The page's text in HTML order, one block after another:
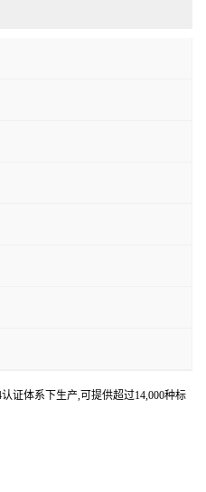
证体系下生产,可提供超过14,000种标